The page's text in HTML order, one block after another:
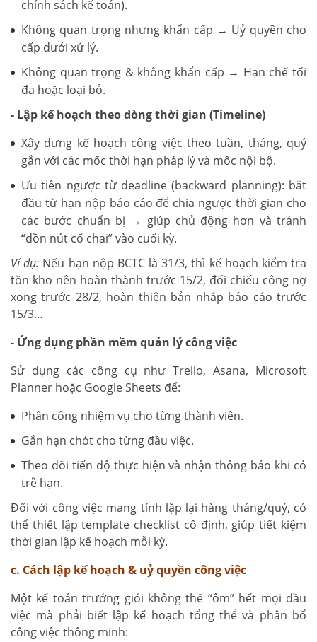
chính sách kế toán).
Không quan trọng nhưng khẩn cấp → Uỷ quyền cho
cấp dưới xử lý.
Không quan trọng & không khẩn cấp → Hạn chế tối
đa hoặc loại bỏ.
- Lập kế hoạch theo dòng thời gian (Timeline)
Xây dựng kế hoạch công việc theo tuần, tháng, quý
gắn với các mốc thời hạn pháp lý và mốc nội bộ.
Ưu tiên ngược từ deadline (backward planning): bắt
đầu từ hạn nộp báo cáo để chia ngược thời gian cho
các bước chuẩn bị → giúp chủ động hơn và tránh
“dồn nút cổ chai” vào cuối kỳ.
Ví dụ: Nếu hạn nộp BCTC là 31/3, thì kế hoạch kiểm tra
tồn kho nên hoàn thành trước 15/2, đối chiếu công nợ
xong trước 28/2, hoàn thiện bản nháp báo cáo trước
15/3…
- Ứng dụng phần mềm quản lý công việc
Sử dụng các công cụ như Trello, Asana, Microsoft
Planner hoặc Google Sheets để:
Phân công nhiệm vụ cho từng thành viên.
Gắn hạn chót cho từng đầu việc.
Theo dõi tiến độ thực hiện và nhận thông báo khi có
trễ hạn.
Đối với công việc mang tính lặp lại hàng tháng/quý, có
thể thiết lập template checklist cố định, giúp tiết kiệm
thời gian lập kế hoạch mỗi kỳ.
c. Cách lập kế hoạch & uỷ quyền công việc
Một kế toán trưởng giỏi không thể “ôm” hết mọi đầu
việc mà phải biết lập kế hoạch tổng thể và phân bổ
công việc thông minh: